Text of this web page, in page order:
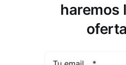
haremos